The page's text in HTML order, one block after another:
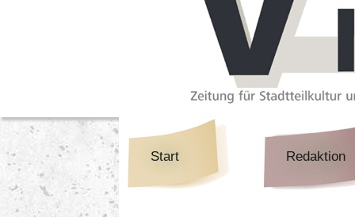
Navigation
überspringen
Start Redaktion